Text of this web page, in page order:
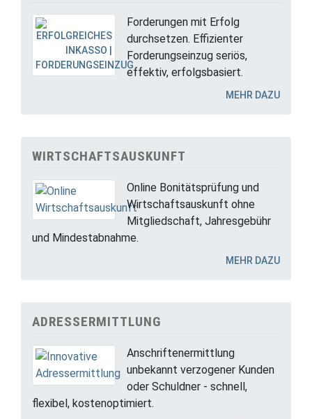
Forderungen mit Erfolg
durchsetzen. Effizienter
Forderungseinzug seriös,
effektiv, erfolgsbasiert.
MEHR DAZU
WIRTSCHAFTSAUSKUNFT
Online Bonitätsprüfung und
Wirtschaftsauskunft ohne
Mitgliedschaft, Jahresgebühr
und Mindestabnahme.
MEHR DAZU
ADRESSERMITTLUNG
Anschriftenermittlung
unbekannt verzogener Kunden
oder Schuldner - schnell,
flexibel, kostenoptimiert.